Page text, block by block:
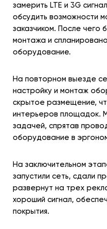
замерить LTE и 3G
обсудить возможности
заказчиком. После чего
монтажа и
оборудование.
На повторном выезде
настройку и монтаж
скрытое размещение,
интерьеров площадок.
задачей, спрятав
оборудование в
На заключительном
запустили сеть, сдали
развернут на трех
хороший сигнал,
покрытия.